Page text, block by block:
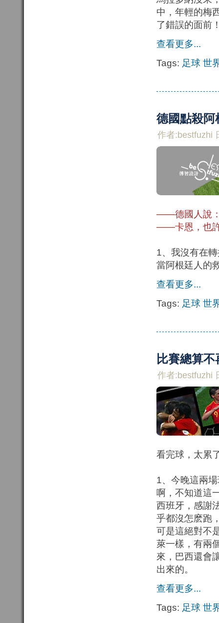
中，年輕的梅
了錯誤的面前
查看更多...
Tags: 足球 世
德國點殺阿
作者:bestfuzhi
——德國人說
——卡恩，也
1、我沒有在
當阿根廷人的
查看更多...
Tags: 足球 世
比賽總算
作者:bestfuzhi
看完球，太累
1、今晚這兩
啊，不知道這
西班牙，感謝
乎都沒怎麽跑
可是這絕對不
萊一樣，有兩
來，巴西還會
出來的。
查看更多...
Tags: 足球 世